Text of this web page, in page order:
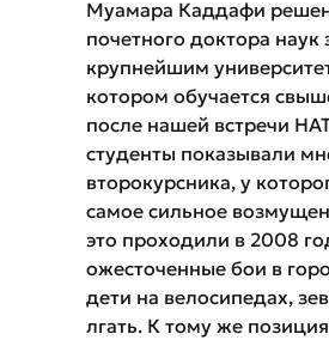
Муамара Каддафи
почетного доктора наук
крупнейшим
котором обучается
после нашей встречи
студенты показывали
второкурсника, у
самое сильное
это проходили в 2008
ожесточенные бои в
дети на велосипедах,
лгать. К тому же